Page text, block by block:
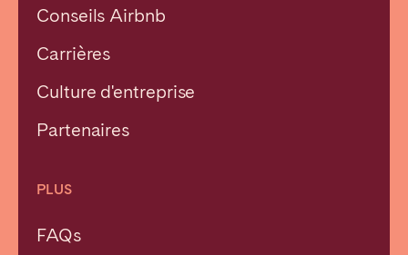
Conseils Airbnb
Carrières
Culture d'entreprise
Partenaires
PLUS
FAQs